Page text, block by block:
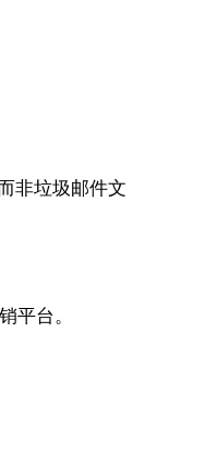
非垃圾邮件文
平台。